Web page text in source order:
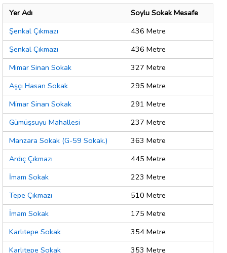
Yer Adı
Soylu Sokak Mesafe
Şenkal Çıkmazı
436 Metre
Şenkal Çıkmazı
436 Metre
Mimar Sinan Sokak
327 Metre
Aşçı Hasan Sokak
295 Metre
Mimar Sinan Sokak
291 Metre
Gümüşsuyu Mahallesi
237 Metre
Manzara Sokak (G-59 Sokak.)
363 Metre
Ardıç Çıkmazı
445 Metre
İmam Sokak
223 Metre
Tepe Çıkmazı
510 Metre
İmam Sokak
175 Metre
Karlıtepe Sokak
354 Metre
Karlıtepe Sokak
353 Metre